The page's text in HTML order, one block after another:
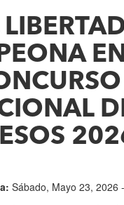
Sábado, Mayo 23, 2026